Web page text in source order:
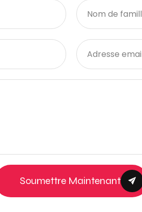
Soumettre Maintenant